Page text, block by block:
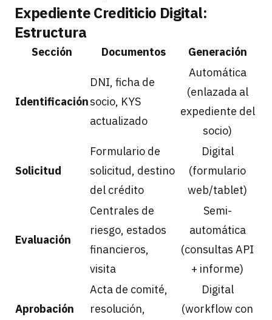
Expediente Crediticio Digital:
Estructura
Sección Documentos Generación
Identificación
DNI, ficha de
socio, KYS
actualizado
Automática
(enlazada al
expediente del
socio)
Solicitud
Formulario de
solicitud, destino
del crédito
Digital
(formulario
web/tablet)
Evaluación
Centrales de
riesgo, estados
financieros,
visita
Semi-
automática
(consultas API
+ informe)
Aprobación
Acta de comité,
resolución,
Digital
(workflow con